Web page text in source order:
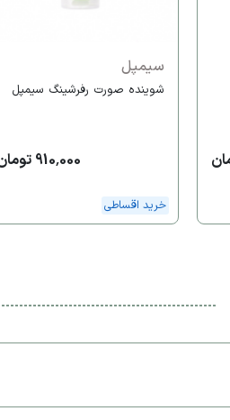
سیمپل
شوینده صورت رفرشینگ سیمپل
910,000 تومان
خرید اقساطی